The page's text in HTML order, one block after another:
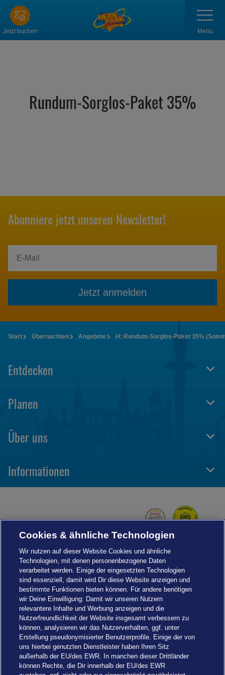
Zum
Hauptinhalt
springen
Jetzt buchen
anzeigen
Menu
Rundum-Sorglos-Paket 35%
Abonniere jetzt unseren Newsletter!
Jetzt anmelden
Start Übernachten Angebote H: Rundum-Sorglos-Paket 35%
Entdecken
Planen
Über uns
Informationen
Cookies & ähnliche Technologien
Wir nutzen auf dieser Website Cookies und ähnliche
Technologien, mit denen personenbezogene Daten
verarbeitet werden. Einige der eingesetzten Technologien
sind essenziell, damit wird Dir diese Website anzeigen und
bestimmte Funktionen bieten können. Für andere benötigen
wir Deine Einwilligung: Damit wir unseren Nutzern
relevantere Inhalte und Werbung anzeigen und die
Nutzerfreundlichkeit der Website insgesamt verbessern zu
können, analysieren wir das Nutzerverhalten, ggf. unter
Erstellung pseudonymisierter Benutzerprofile. Einige der von
uns hierbei genutzten Dienstleister haben Ihren Sitz
außerhalb der EU/des EWR. In manchen dieser Drittländer
können Rechte, die Dir innerhalb der EU/des EWR